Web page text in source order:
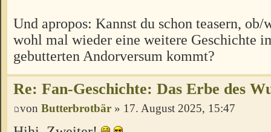
Und apropos: Kannst du schon teasern, ob/
wohl mal wieder eine weitere Geschichte
gebutterten Andorversum kommt?
Re: Fan-Geschichte: Das Erbe des
von Butterbrotbär » 17. August 2025, 15:47